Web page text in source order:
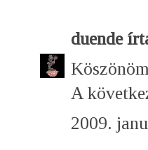
duende
A
2009.